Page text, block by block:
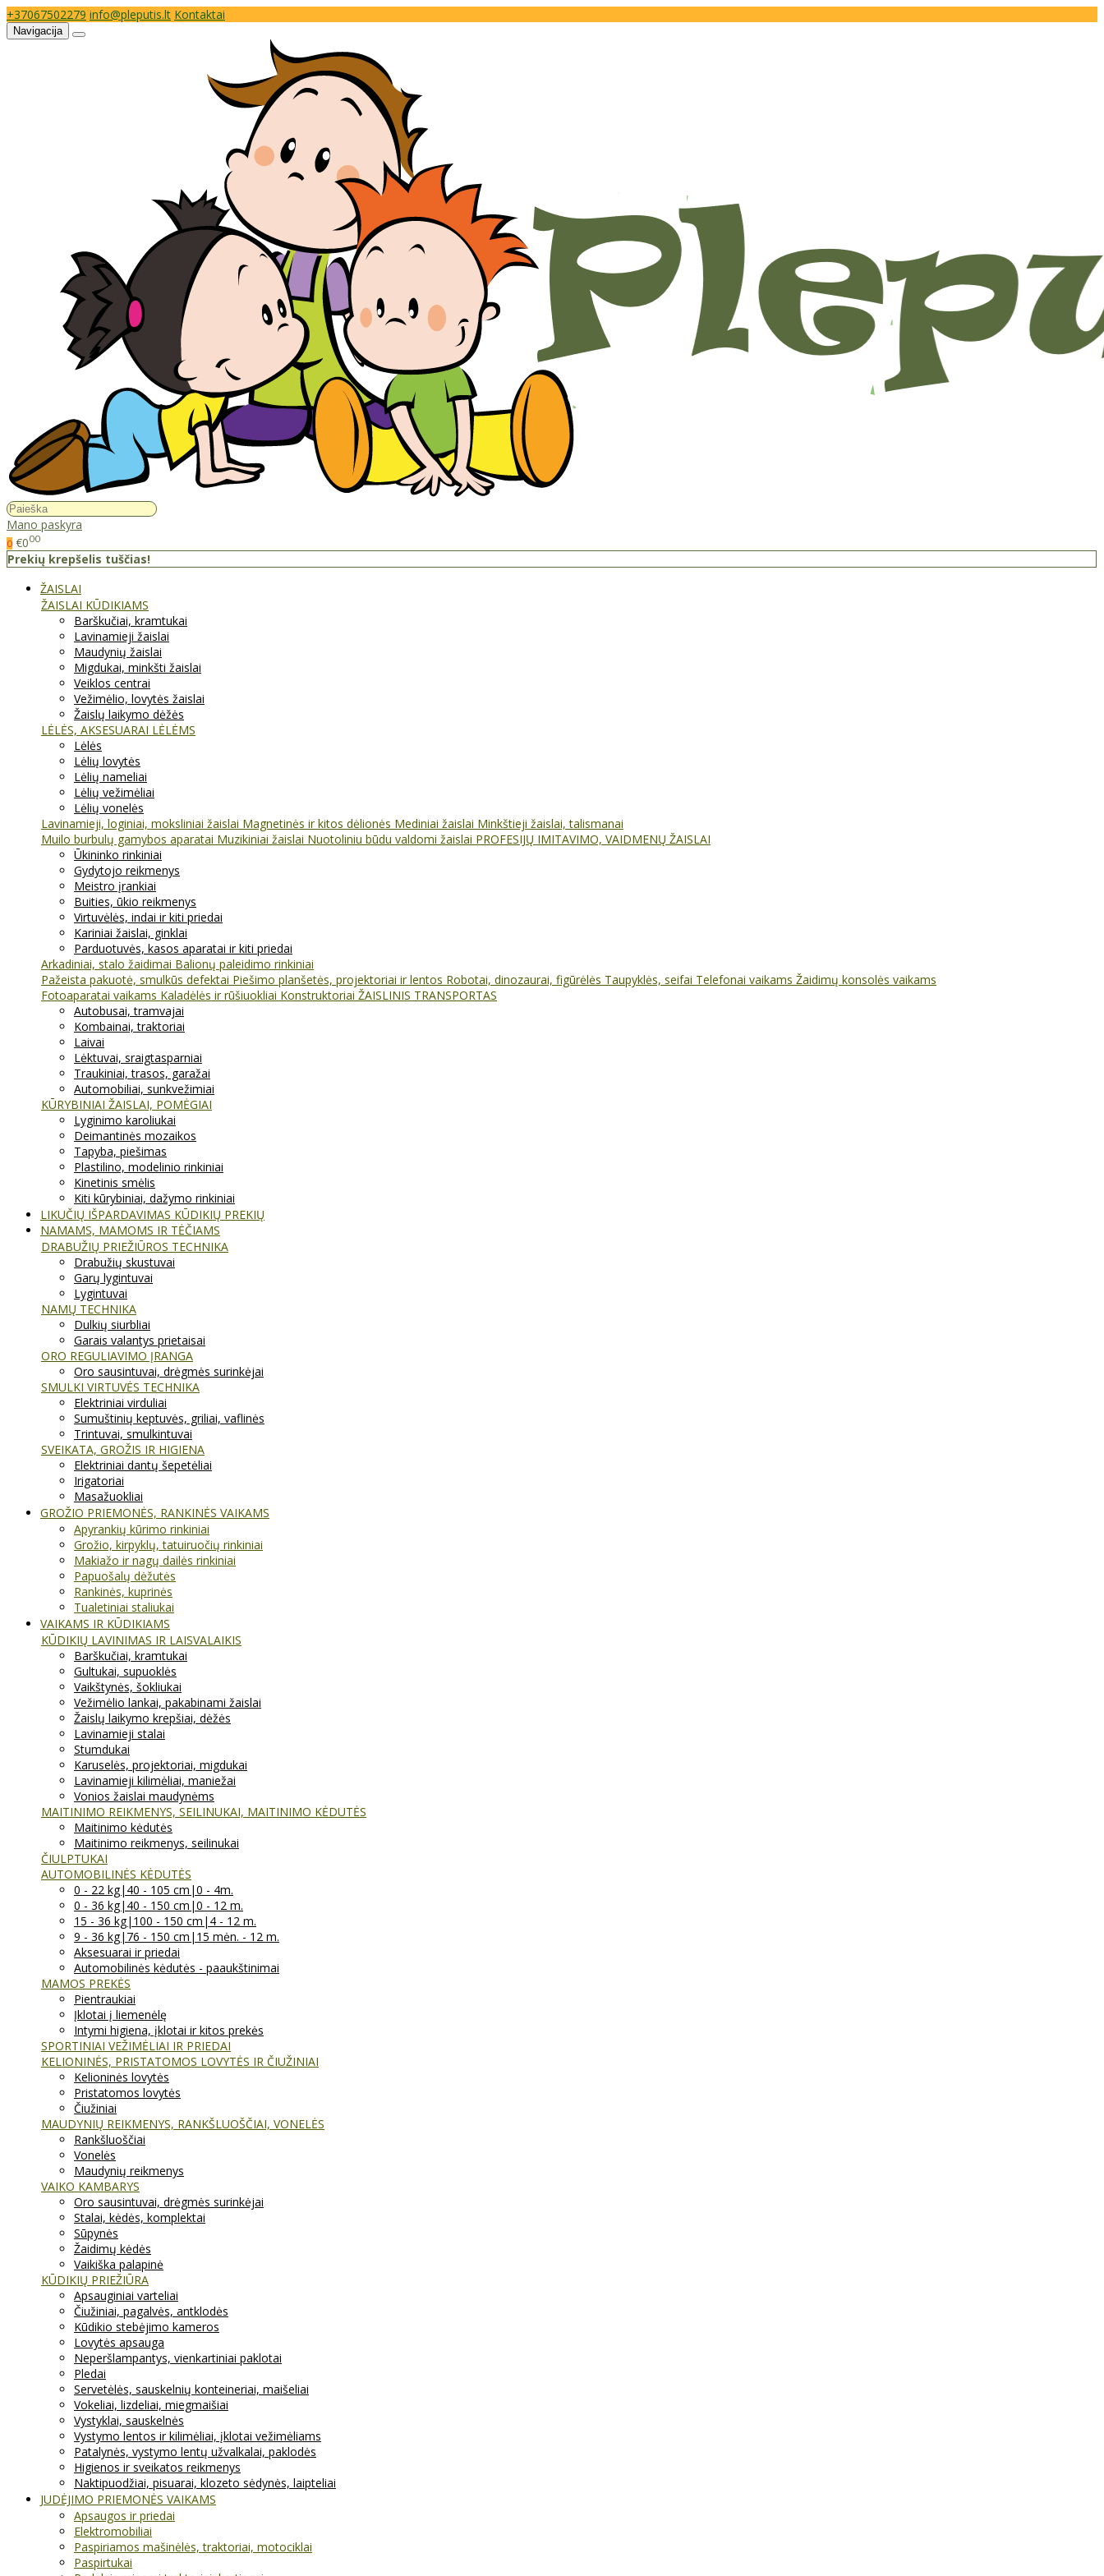
+37067502279 info@pleputis.lt Kontaktai
Navigacija
Mano paskyra
0 €000
Prekių krepšelis tuščias!
ŽAISLAI
ŽAISLAI KŪDIKIAMS
Barškučiai, kramtukai
Lavinamieji žaislai
Maudynių žaislai
Migdukai, minkšti žaislai
Veiklos centrai
Vežimėlio, lovytės žaislai
Žaislų laikymo dėžės
LĖLĖS, AKSESUARAI LĖLĖMS
Lėlės
Lėlių lovytės
Lėlių nameliai
Lėlių vežimėliai
Lėlių vonelės
Lavinamieji, loginiai, moksliniai žaislai Magnetinės ir kitos dėlionės Mediniai žaislai Minkštieji žaislai, talismanai
Muilo burbulų gamybos aparatai Muzikiniai žaislai Nuotoliniu būdu valdomi žaislai PROFESIJŲ IMITAVIMO, VAIDMENŲ ŽAISLAI
Ūkininko rinkiniai
Gydytojo reikmenys
Meistro įrankiai
Buities, ūkio reikmenys
Virtuvėlės, indai ir kiti priedai
Kariniai žaislai, ginklai
Parduotuvės, kasos aparatai ir kiti priedai
Arkadiniai, stalo žaidimai Balionų paleidimo rinkiniai
Pažeista pakuotė, smulkūs defektai Piešimo planšetės, projektoriai ir lentos Robotai, dinozaurai, figūrėlės Taupyklės, seifai Telefonai vaikams Žaidimų konsolės vaikams
Fotoaparatai vaikams Kaladėlės ir rūšiuokliai Konstruktoriai ŽAISLINIS TRANSPORTAS
Autobusai, tramvajai
Kombainai, traktoriai
Laivai
Lėktuvai, sraigtasparniai
Traukiniai, trasos, garažai
Automobiliai, sunkvežimiai
KŪRYBINIAI ŽAISLAI, POMĖGIAI
Lyginimo karoliukai
Deimantinės mozaikos
Tapyba, piešimas
Plastilino, modelinio rinkiniai
Kinetinis smėlis
Kiti kūrybiniai, dažymo rinkiniai
LIKUČIŲ IŠPARDAVIMAS KŪDIKIŲ PREKIŲ
NAMAMS, MAMOMS IR TĖČIAMS
DRABUŽIŲ PRIEŽIŪROS TECHNIKA
Drabužių skustuvai
Garų lygintuvai
Lygintuvai
NAMŲ TECHNIKA
Dulkių siurbliai
Garais valantys prietaisai
ORO REGULIAVIMO ĮRANGA
Oro sausintuvai, drėgmės surinkėjai
SMULKI VIRTUVĖS TECHNIKA
Elektriniai virduliai
Sumuštinių keptuvės, griliai, vaflinės
Trintuvai, smulkintuvai
SVEIKATA, GROŽIS IR HIGIENA
Elektriniai dantų šepetėliai
Irigatoriai
Masažuokliai
GROŽIO PRIEMONĖS, RANKINĖS VAIKAMS
Apyrankių kūrimo rinkiniai
Grožio, kirpyklų, tatuiruočių rinkiniai
Makiažo ir nagų dailės rinkiniai
Papuošalų dėžutės
Rankinės, kuprinės
Tualetiniai staliukai
VAIKAMS IR KŪDIKIAMS
KŪDIKIŲ LAVINIMAS IR LAISVALAIKIS
Barškučiai, kramtukai
Gultukai, supuoklės
Vaikštynės, šokliukai
Vežimėlio lankai, pakabinami žaislai
Žaislų laikymo krepšiai, dėžės
Lavinamieji stalai
Stumdukai
Karuselės, projektoriai, migdukai
Lavinamieji kilimėliai, maniežai
Vonios žaislai maudynėms
MAITINIMO REIKMENYS, SEILINUKAI, MAITINIMO KĖDUTĖS
Maitinimo kėdutės
Maitinimo reikmenys, seilinukai
ČIULPTUKAI
AUTOMOBILINĖS KĖDUTĖS
0 - 22 kg|40 - 105 cm|0 - 4m.
0 - 36 kg|40 - 150 cm|0 - 12 m.
15 - 36 kg|100 - 150 cm|4 - 12 m.
9 - 36 kg|76 - 150 cm|15 mėn. - 12 m.
Aksesuarai ir priedai
Automobilinės kėdutės - paaukštinimai
MAMOS PREKĖS
Pientraukiai
Įklotai į liemenėlę
Intymi higiena, įklotai ir kitos prekės
SPORTINIAI VEŽIMĖLIAI IR PRIEDAI
KELIONINĖS, PRISTATOMOS LOVYTĖS IR ČIUŽINIAI
Kelioninės lovytės
Pristatomos lovytės
Čiužiniai
MAUDYNIŲ REIKMENYS, RANKŠLUOŠČIAI, VONELĖS
Rankšluoščiai
Vonelės
Maudynių reikmenys
VAIKO KAMBARYS
Oro sausintuvai, drėgmės surinkėjai
Stalai, kėdės, komplektai
Sūpynės
Žaidimų kėdės
Vaikiška palapinė
KŪDIKIŲ PRIEŽIŪRA
Apsauginiai varteliai
Čiužiniai, pagalvės, antklodės
Kūdikio stebėjimo kameros
Lovytės apsauga
Neperšlampantys, vienkartiniai paklotai
Pledai
Servetėlės, sauskelnių konteineriai, maišeliai
Vokeliai, lizdeliai, miegmaišiai
Vystyklai, sauskelnės
Vystymo lentos ir kilimėliai, įklotai vežimėliams
Patalynės, vystymo lentų užvalkalai, paklodės
Higienos ir sveikatos reikmenys
Naktipuodžiai, pisuarai, klozeto sėdynės, laipteliai
JUDĖJIMO PRIEMONĖS VAIKAMS
Apsaugos ir priedai
Elektromobiliai
Paspiriamos mašinėlės, traktoriai, motociklai
Paspirtukai